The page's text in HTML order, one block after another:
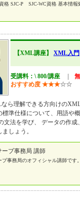
資格 SJC-P SJC-WC資格 基本情
【XML講座】 XML入門
受講料：\ 800/講座
おすすめ度 ★★★☆☆
ら理解できる方向けの
準仕様について、用語や
文法を学び、 データの作成
しょう。
ーブ事務局 講師
事務局のオフィシャル講師です。